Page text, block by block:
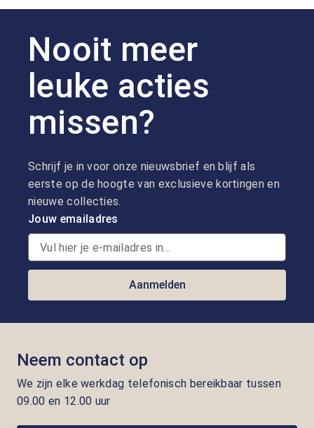
Nooit meer
leuke acties
missen?
Schrijf je in voor onze nieuwsbrief en blijf als
eerste op de hoogte van exclusieve kortingen en
nieuwe collecties.
Jouw emailadres
Aanmelden
Neem contact op
We zijn elke werkdag telefonisch bereikbaar tussen
09.00 en 12.00 uur